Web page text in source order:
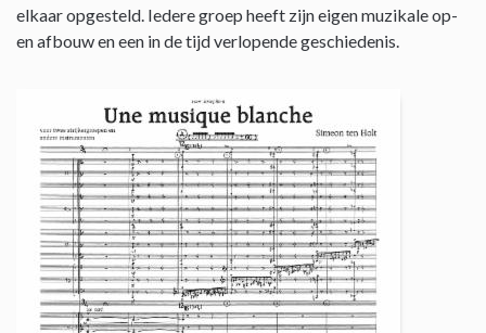
elkaar opgesteld. Iedere groep heeft zijn eigen muzikale op-
en afbouw en een in de tijd verlopende geschiedenis.